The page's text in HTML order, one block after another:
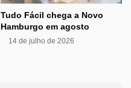
Tudo Fácil chega a Novo
Hamburgo em agosto
14 de julho de 2026